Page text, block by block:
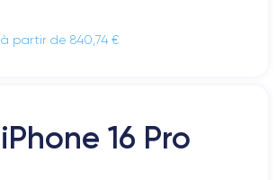
à partir de 840,74 €
iPhone 16 Pro